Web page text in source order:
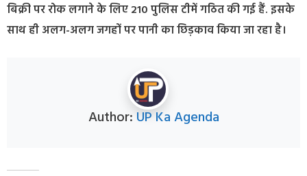
बिक्री पर रोक लगाने के लिए 210 पुलिस टीमें गठित की गई हैं. इसके
साथ ही अलग-अलग जगहों पर पानी का छिड़काव किया जा रहा है।
Author: UP Ka Agenda